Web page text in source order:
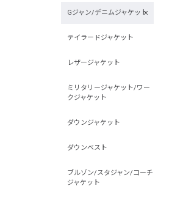
Gジャン/デニムジャケット
テイラードジャケット
レザージャケット
ミリタリージャケット/ワー
クジャケット
ダウンジャケット
ダウンベスト
ブルゾン/スタジャン/コーチ
ジャケット